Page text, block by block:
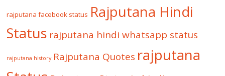
rajputana facebook status Rajputana Hindi
Status rajputana hindi whatsapp status
rajputana history Rajputana Quotes rajputana